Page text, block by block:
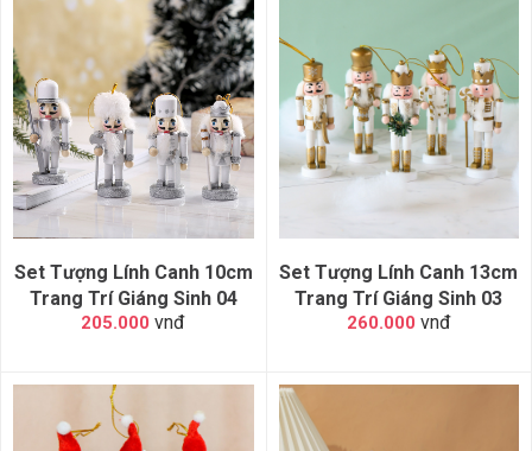
Set Tượng Lính Canh 10cm
Trang Trí Giáng Sinh 04
205.000 vnđ
Set Tượng Lính Canh 13cm
Trang Trí Giáng Sinh 03
260.000 vnđ